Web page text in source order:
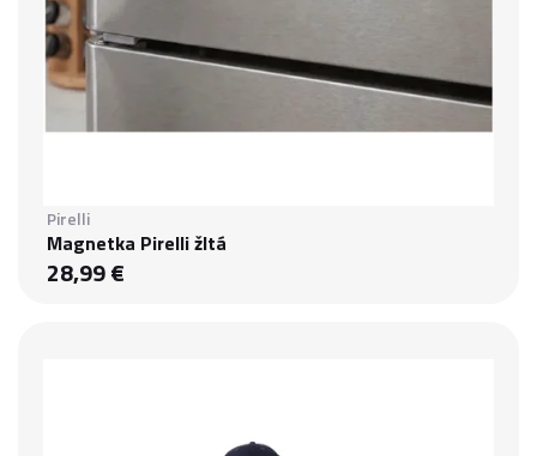
Pirelli
Magnetka Pirelli žltá
28,99 €